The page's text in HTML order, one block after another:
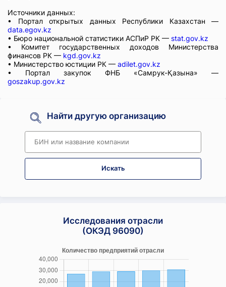
Источники данных:
• Портал открытых данных Республики Казахстан —
data.egov.kz
• Бюро национальной статистики АСПиР РК — stat.gov.kz
• Комитет государственных доходов Министерства
финансов РК — kgd.gov.kz
• Министерство юстиции РК — adilet.gov.kz
• Портал закупок ФНБ «Самрук-Қазына» —
goszakup.gov.kz
Найти другую организацию
Искать
Исследования отрасли
(ОКЭД 96090)